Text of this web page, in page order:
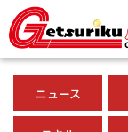
ニュース